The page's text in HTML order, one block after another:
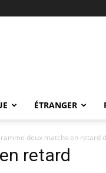
ÉTRANGER
deux matchs en retard
retard